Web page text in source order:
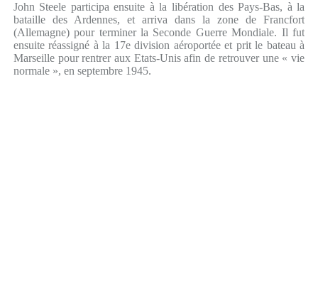
John Steele participa ensuite à la libération des Pays-Bas, à la
bataille des Ardennes, et arriva dans la zone de Francfort
(Allemagne) pour terminer la Seconde Guerre Mondiale. Il fut
ensuite réassigné à la 17e division aéroportée et prit le bateau à
Marseille pour rentrer aux Etats-Unis afin de retrouver une « vie
normale », en septembre 1945.